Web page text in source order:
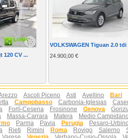
120 CV ...
VOLKSWAGEN Tiguan 2.0 tdi
24.900,00 €
Ascoli Piceno Asti Avellino Bari
Campobasso Carbonia-Iglesias
Forlì-Cesena Frosinone Genova
Massa-Carrara Matera Medio Campidano
Parma Pavia Perugia Pesaro-Urbino
Rieti Rimini Roma Rovigo Salerno